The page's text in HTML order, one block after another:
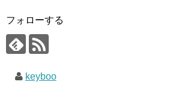
フォローする
keyboo